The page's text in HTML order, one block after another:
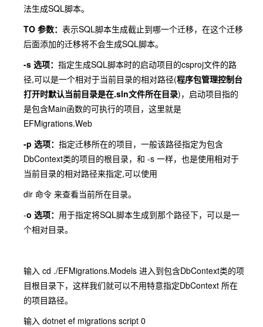
法生成SQL脚本。
TO 参数： 表示SQL脚本生成截止到哪一个迁移，在这个迁移
后面添加的迁移将不会生成SQL脚本。
-s 选项： 指定生成SQL脚本时的启动项目的csproj文件的路
径,可以是一个相对于当前目录的相对路径(程序包管理控制台
打开时默认当前目录是在.sln文件所在目录)，启动项目指的
是包含Main函数的可执行的项目，这里就是
EFMigrations.Web
-p 选项： 指定迁移所在的项目，一般该路径指定为包含
DbContext类的项目的根目录，和 -s 一样，也是使用相对于
当前目录的相对路径来指定,可以使用
dir 命令 来查看当前所在目录。
-o 选项： 用于指定将SQL脚本生成到那个路径下，可以是一
个相对目录。
输入 cd ./EFMigrations.Models 进入到包含DbContext类的项
目根目录下，这样我们就可以不用特意指定DbContext 所在
的项目路径。
输入 dotnet ef migrations script 0